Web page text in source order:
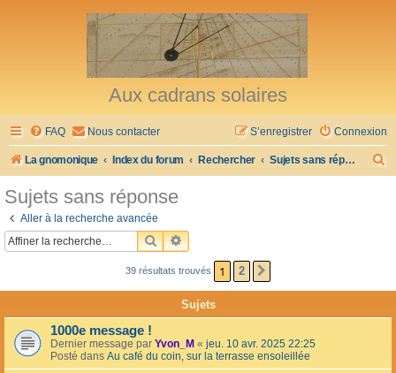
Aux cadrans solaires
FAQ Nous contacter Connexion
S’enregistrer
La gnomonique Index du forum Rechercher Sujets sans réponse
h
r
Sujets sans réponse
Aller à la recherche avancée
RECHERCHER
RECHERCHE AVANCÉE
39 résultats trouvés 1 2
Sujets
1000e message !
Dernier message par Yvon_M « jeu. 10 avr. 2025 22:25
Posté dans Au café du coin, sur la terrasse ensoleillée